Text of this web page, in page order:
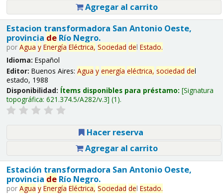
Agregar al carrito
Estacion transformadora San Antonio Oeste,
provincia deRío Negro.
por Agua y Energía Eléctrica, Sociedad del Estado.
Idioma: Español
Editor: Buenos Aires: Agua y energía eléctrica, sociedad del
estado, 1988
Disponibilidad: Ítems disponibles para préstamo: Signatura
topográfica: 621.374.5/A282/v.3 (1).
Hacer reserva
Agregar al carrito
Estación transformadora San Antonio Oeste,
provincia deRío Negro.
por Agua y Energía Eléctrica, Sociedad del Estado.